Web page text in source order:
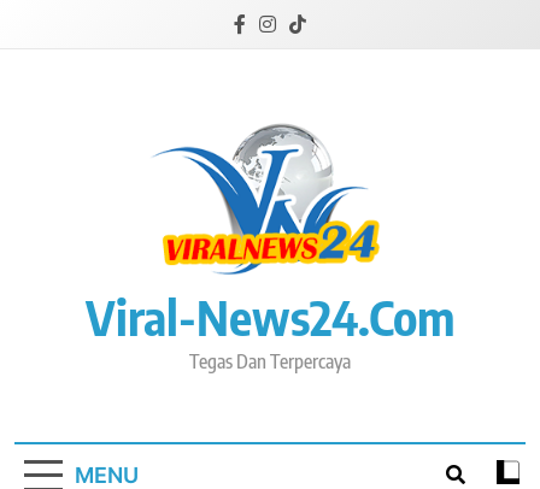
Viral-News24.com
Tegas Dan Terpercaya
MENU